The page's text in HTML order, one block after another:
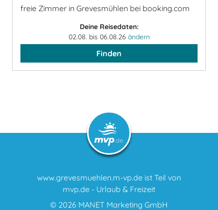
freie Zimmer in Grevesmühlen bei booking.com
Deine Reisedaten:
02.08. bis 06.08.26 ändern
Finden
www.grevesmuehlen.m-vp.de ist Teil von
mvp.de - Urlaub & Freizeit
© 2026 MANET Marketing GmbH